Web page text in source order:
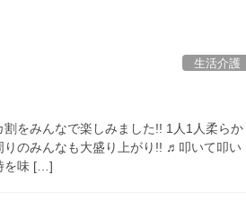
生活介護
をみんなで楽しみました!! 1人1人柔らか
のみんなも大盛り上がり!! ♬叩いて叩い
を味 […]